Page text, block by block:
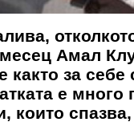
Амал
за
е
които